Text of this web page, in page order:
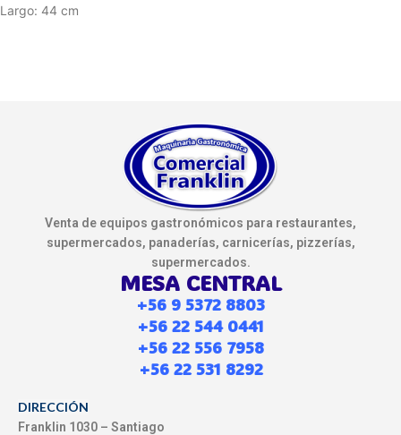
Largo: 44 cm
Venta de equipos gastronómicos para restaurantes,
supermercados, panaderías, carnicerías, pizzerías,
supermercados.
MESA CENTRAL
+56 9 5372 8803
+56 22 544 0441
+56 22 556 7958
+56 22 531 8292
DIRECCIÓN
Franklin 1030 – Santiago